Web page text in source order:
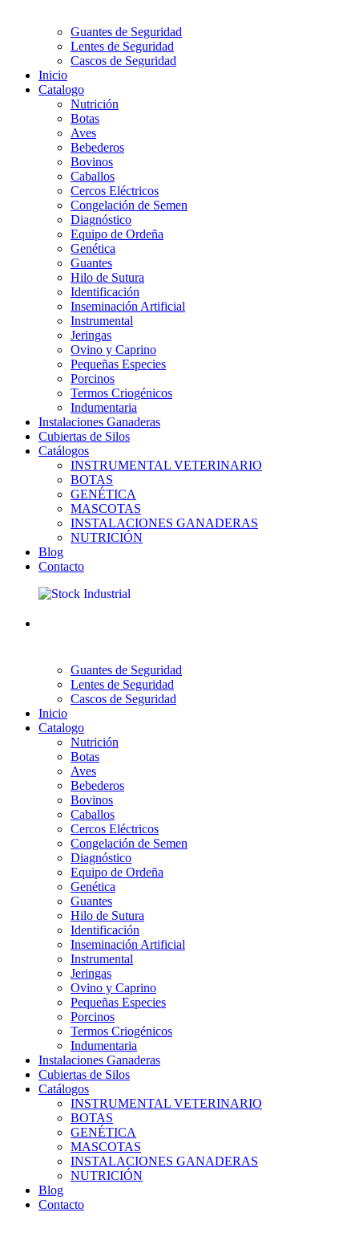
Guantes de Seguridad
Lentes de Seguridad
Cascos de Seguridad
Inicio
Catalogo
Nutrición
Botas
Aves
Bebederos
Bovinos
Caballos
Cercos Eléctricos
Congelación de Semen
Diagnóstico
Equipo de Ordeña
Genética
Guantes
Hilo de Sutura
Identificación
Inseminación Artificial
Instrumental
Jeringas
Ovino y Caprino
Pequeñas Especies
Porcinos
Termos Criogénicos
Indumentaria
Instalaciones Ganaderas
Cubiertas de Silos
Catálogos
INSTRUMENTAL VETERINARIO
BOTAS
GENÉTICA
MASCOTAS
INSTALACIONES GANADERAS
NUTRICIÓN
Blog
Contacto
Guantes de Seguridad
Lentes de Seguridad
Cascos de Seguridad
Inicio
Catalogo
Nutrición
Botas
Aves
Bebederos
Bovinos
Caballos
Cercos Eléctricos
Congelación de Semen
Diagnóstico
Equipo de Ordeña
Genética
Guantes
Hilo de Sutura
Identificación
Inseminación Artificial
Instrumental
Jeringas
Ovino y Caprino
Pequeñas Especies
Porcinos
Termos Criogénicos
Indumentaria
Instalaciones Ganaderas
Cubiertas de Silos
Catálogos
INSTRUMENTAL VETERINARIO
BOTAS
GENÉTICA
MASCOTAS
INSTALACIONES GANADERAS
NUTRICIÓN
Blog
Contacto